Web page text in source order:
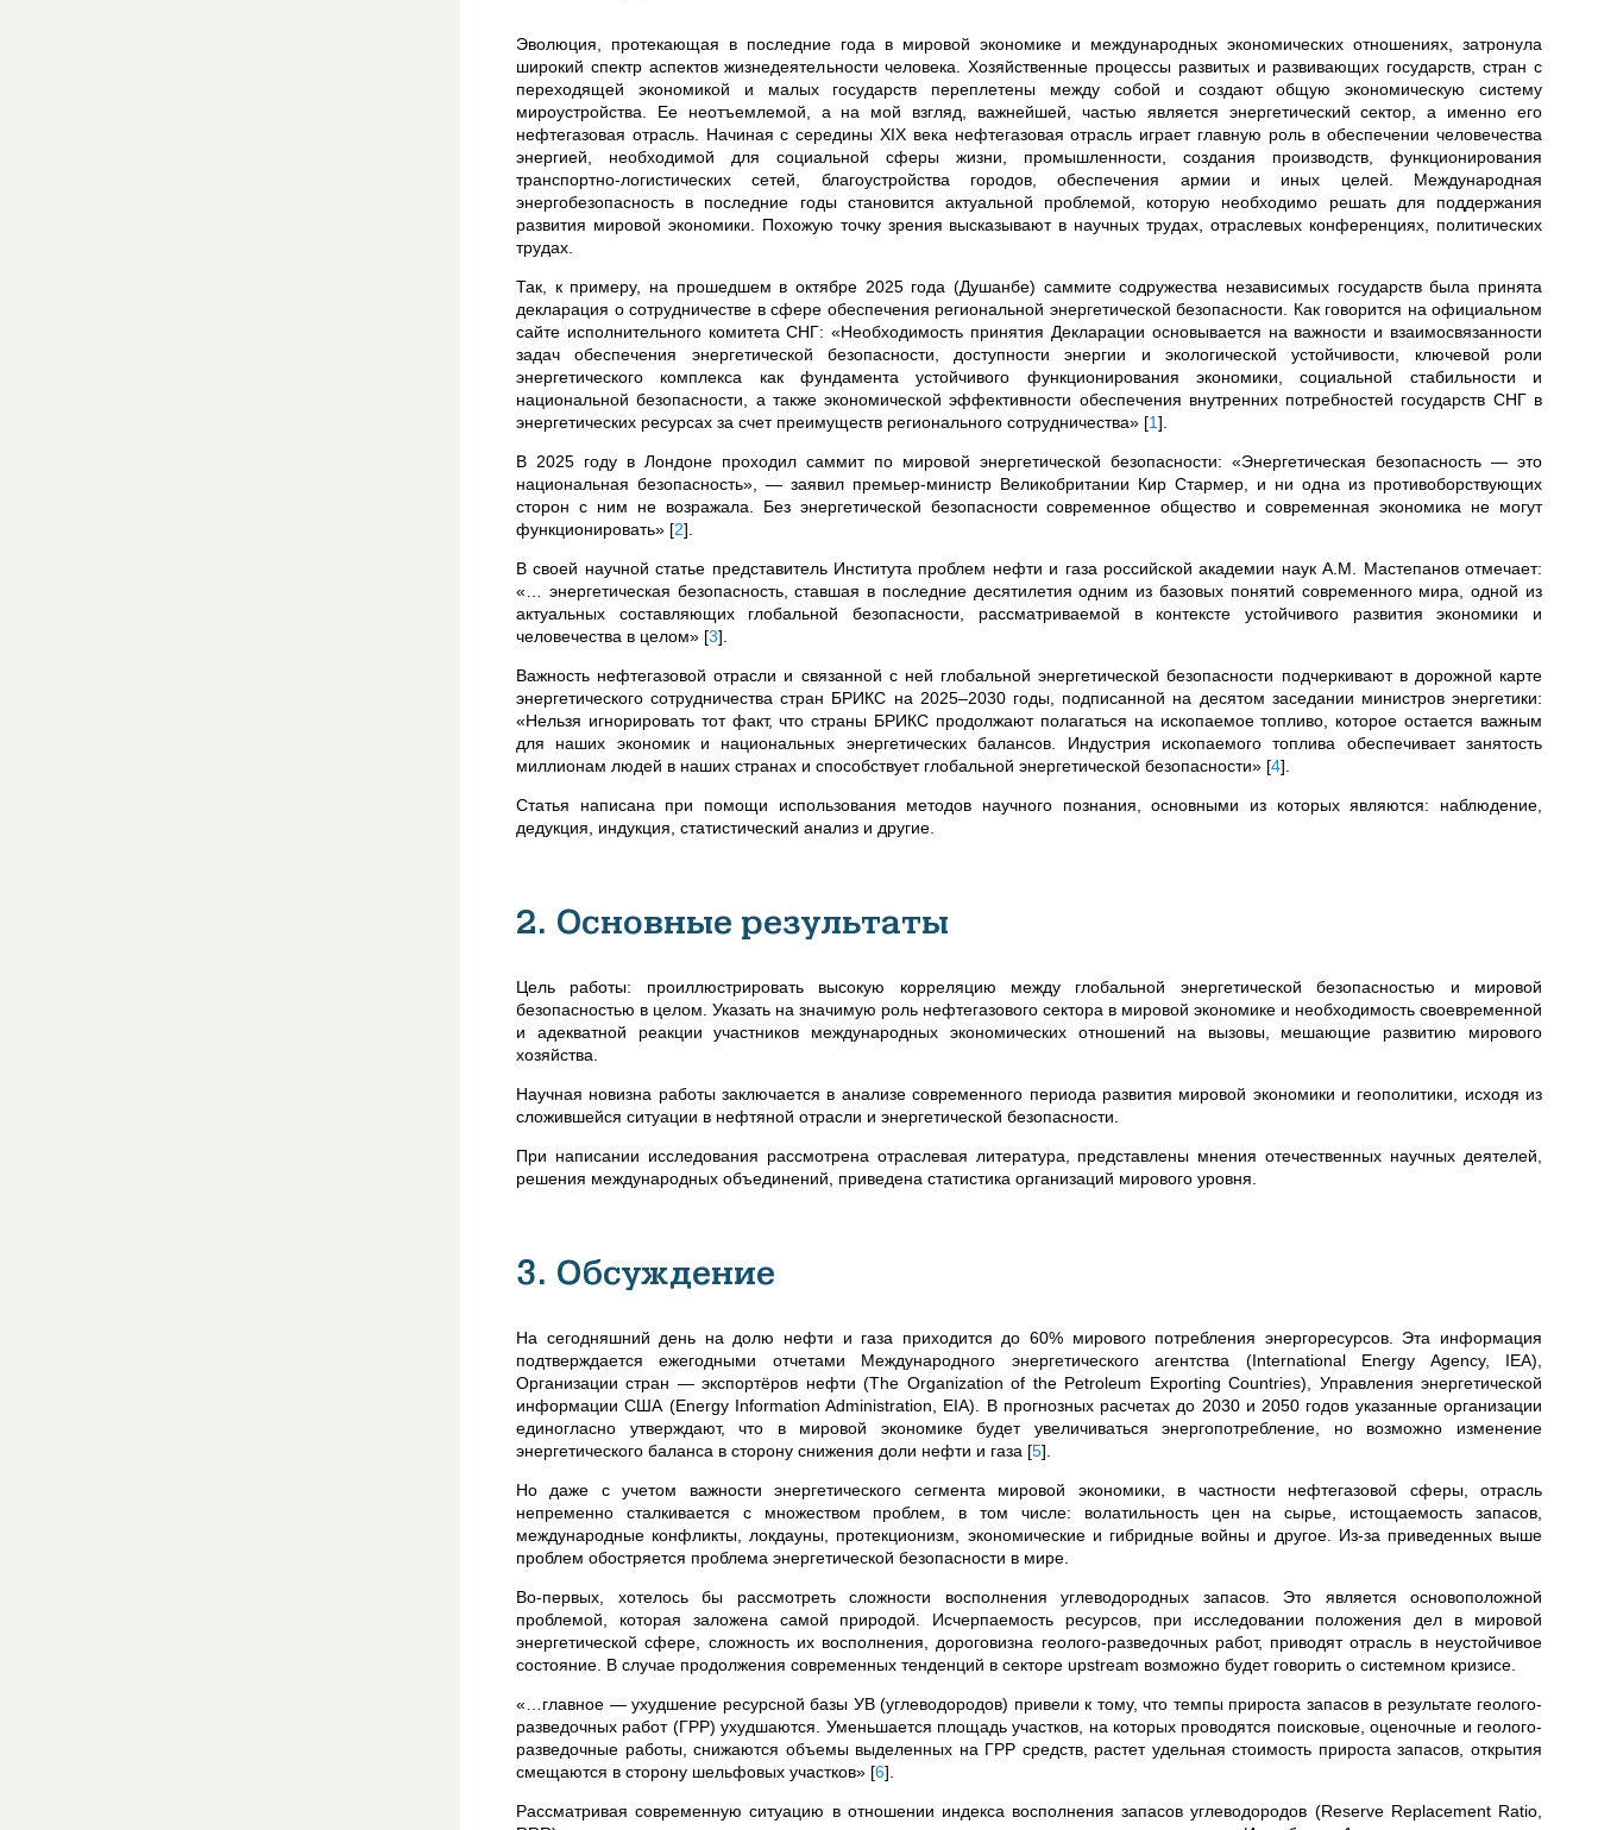
Эволюция, протекающая в последние года в мировой экономике и международных экономических отношениях, затронула
широкий спектр аспектов жизнедеятельности человека. Хозяйственные процессы развитых и развивающих государств, стран с
переходящей экономикой и малых государств переплетены между собой и создают общую экономическую систему
мироустройства. Ее неотъемлемой, а на мой взгляд, важнейшей, частью является энергетический сектор, а именно его
нефтегазовая отрасль. Начиная с середины XIX века нефтегазовая отрасль играет главную роль в обеспечении человечества
энергией, необходимой для социальной сферы жизни, промышленности, создания производств, функционирования
транспортно-логистических сетей, благоустройства городов, обеспечения армии и иных целей. Международная
энергобезопасность в последние годы становится актуальной проблемой, которую необходимо решать для поддержания
развития мировой экономики. Похожую точку зрения высказывают в научных трудах, отраслевых конференциях, политических
трудах.
Так, к примеру, на прошедшем в октябре 2025 года (Душанбе) саммите содружества независимых государств была принята
декларация о сотрудничестве в сфере обеспечения региональной энергетической безопасности. Как говорится на официальном
сайте исполнительного комитета СНГ: «Необходимость принятия Декларации основывается на важности и взаимосвязанности
задач обеспечения энергетической безопасности, доступности энергии и экологической устойчивости, ключевой роли
энергетического комплекса как фундамента устойчивого функционирования экономики, социальной стабильности и
национальной безопасности, а также экономической эффективности обеспечения внутренних потребностей государств СНГ в
энергетических ресурсах за счет преимуществ регионального сотрудничества» [1]
В 2025 году в Лондоне проходил саммит по мировой энергетической безопасности: «Энергетическая безопасность — это
национальная безопасность», — заявил премьер-министр Великобритании Кир Стармер, и ни одна из противоборствующих
сторон с ним не возражала. Без энергетической безопасности современное общество и современная экономика не могут
функционировать» [2]
В своей научной статье представитель Института проблем нефти и газа российской академии наук А.М. Мастепанов отмечает:
«… энергетическая безопасность, ставшая в последние десятилетия одним из базовых понятий современного мира, одной из
актуальных составляющих глобальной безопасности, рассматриваемой в контексте устойчивого развития экономики и
человечества в целом» [3]
Важность нефтегазовой отрасли и связанной с ней глобальной энергетической безопасности подчеркивают в дорожной карте
энергетического сотрудничества стран БРИКС на 2025–2030 годы, подписанной на десятом заседании министров энергетики:
«Нельзя игнорировать тот факт, что страны БРИКС продолжают полагаться на ископаемое топливо, которое остается важным
для наших экономик и национальных энергетических балансов. Индустрия ископаемого топлива обеспечивает занятость
миллионам людей в наших странах и способствует глобальной энергетической безопасности» [4]
Статья написана при помощи использования методов научного познания, основными из которых являются: наблюдение,
дедукция, индукция, статистический анализ и другие.
2. Основные результаты
Цель работы: проиллюстрировать высокую корреляцию между глобальной энергетической безопасностью и мировой
безопасностью в целом. Указать на значимую роль нефтегазового сектора в мировой экономике и необходимость своевременной
и адекватной реакции участников международных экономических отношений на вызовы, мешающие развитию мирового
хозяйства.
Научная новизна работы заключается в анализе современного периода развития мировой экономики и геополитики, исходя из
сложившейся ситуации в нефтяной отрасли и энергетической безопасности.
При написании исследования рассмотрена отраслевая литература, представлены мнения отечественных научных деятелей,
решения международных объединений, приведена статистика организаций мирового уровня.
3. Обсуждение
На сегодняшний день на долю нефти и газа приходится до 60% мирового потребления энергоресурсов. Эта информация
подтверждается ежегодными отчетами Международного энергетического агентства (International Energy Agency, IEA),
Организации стран — экспортёров нефти (The Organization of the Petroleum Exporting Countries), Управления энергетической
информации США (Energy Information Administration, EIA). В прогнозных расчетах до 2030 и 2050 годов указанные организации
единогласно утверждают, что в мировой экономике будет увеличиваться энергопотребление, но возможно изменение
энергетического баланса в сторону снижения доли нефти и газа [5]
Но даже с учетом важности энергетического сегмента мировой экономики, в частности нефтегазовой сферы, отрасль
непременно сталкивается с множеством проблем, в том числе: волатильность цен на сырье, истощаемость запасов,
международные конфликты, локдауны, протекционизм, экономические и гибридные войны и другое. Из-за приведенных выше
проблем обостряется проблема энергетической безопасности в мире.
Во-первых, хотелось бы рассмотреть сложности восполнения углеводородных запасов. Это является основоположной
проблемой, которая заложена самой природой. Исчерпаемость ресурсов, при исследовании положения дел в мировой
энергетической сфере, сложность их восполнения, дороговизна геолого-разведочных работ, приводят отрасль в неустойчивое
состояние. В случае продолжения современных тенденций в секторе upstream возможно будет говорить о системном кризисе.
«…главное — ухудшение ресурсной базы УВ (углеводородов) привели к тому, что темпы прироста запасов в результате геолого-
разведочных работ (ГРР) ухудшаются. Уменьшается площадь участков, на которых проводятся поисковые, оценочные и геолого-
разведочные работы, снижаются объемы выделенных на ГРР средств, растет удельная стоимость прироста запасов, открытия
смещаются в сторону шельфовых участков» [6]
Рассматривая современную ситуацию в отношении индекса восполнения запасов углеводородов (Reserve Replacement Ratio,